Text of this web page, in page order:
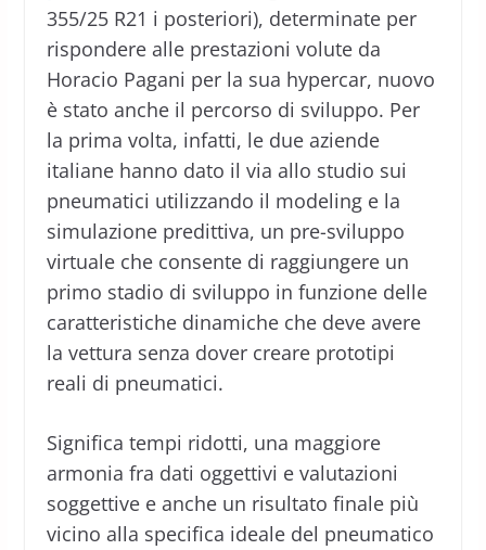
355/25 R21 i posteriori), determinate per
rispondere alle prestazioni volute da
Horacio Pagani per la sua hypercar, nuovo
è stato anche il percorso di sviluppo. Per
la prima volta, infatti, le due aziende
italiane hanno dato il via allo studio sui
pneumatici utilizzando il modeling e la
simulazione predittiva, un pre-sviluppo
virtuale che consente di raggiungere un
primo stadio di sviluppo in funzione delle
caratteristiche dinamiche che deve avere
la vettura senza dover creare prototipi
reali di pneumatici.
Significa tempi ridotti, una maggiore
armonia fra dati oggettivi e valutazioni
soggettive e anche un risultato finale più
vicino alla specifica ideale del pneumatico